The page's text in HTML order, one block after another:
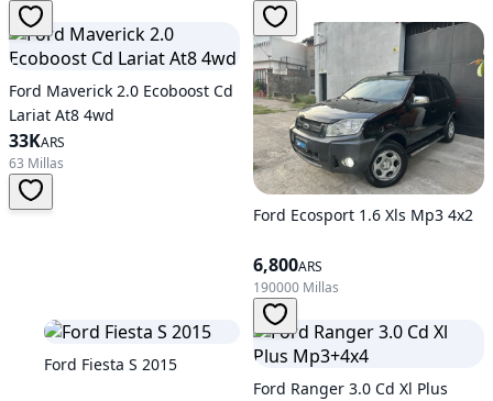
Ford Maverick 2.0 Ecoboost Cd
Lariat At8 4wd
33KARS
63 Millas
Ford Ecosport 1.6 Xls Mp3 4x2
6,800ARS
190000 Millas
Ford Fiesta S 2015
Ford Ranger 3.0 Cd Xl Plus